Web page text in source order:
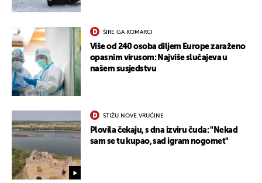
ŠIRE GA KOMARCI
Više od 240 osoba diljem Europe zaraženo
opasnim virusom: Najviše slučajeva u
našem susjedstvu
STIŽU NOVE VRUĆINE
Plovila čekaju, s dna izviru čuda: "Nekad
sam se tu kupao, sad igram nogomet"